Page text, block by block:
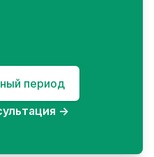
период
→